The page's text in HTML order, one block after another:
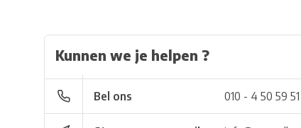
Kunnen we je helpen ?
Bel ons 010 - 4 50 59 51